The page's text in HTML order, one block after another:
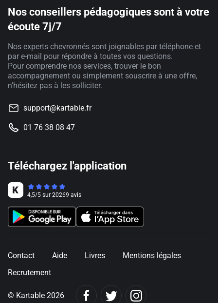
Nos conseillers pédagogiques sont à votre
écoute 7j/7
Nos experts chevronnés sont joignables par téléphone et
par e-mail pour répondre à toutes vos questions.
Pour comprendre nos services, trouver le bon
accompagnement ou simplement souscrire à une offre,
n'hésitez pas à les solliciter.
support@kartable.fr
01 76 38 08 47
Téléchargez l'application
4,5/5 sur 20269 avis
Contact Aide Livres
Mentions légales
Recrutement
© Kartable 2026